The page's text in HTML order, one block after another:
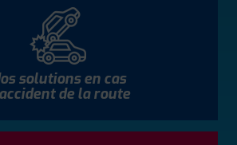
solutions en cas
de la route